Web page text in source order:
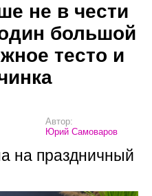
не в чести
большой
тесто и
Автор:
Юрий Самоваров
на праздничный